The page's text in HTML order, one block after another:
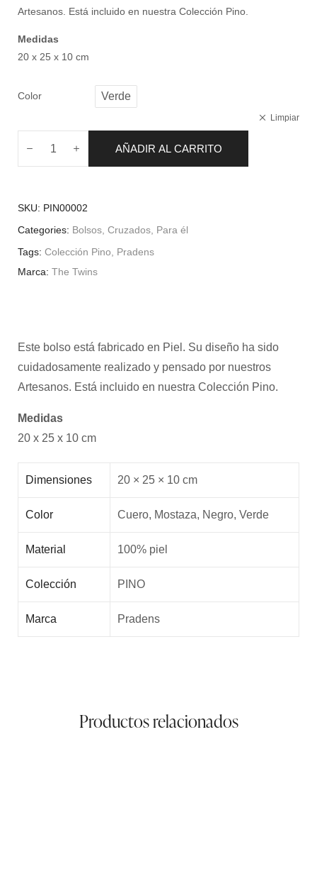
Artesanos. Está incluido en nuestra Colección Pino.
Medidas
20 x 25 x 10 cm
Color Verde
Limpiar
AÑADIR AL CARRITO
SKU: PIN00002
Categories: Bolsos Cruzados Para él
Tags: Colección Pino
Pradens
Marca: The Twins
Este bolso está fabricado en Piel. Su diseño ha sido
cuidadosamente realizado y pensado por nuestros
Artesanos. Está incluido en nuestra Colección Pino.
Medidas
20 x 25 x 10 cm
Dimensiones 20 × 25 × 10 cm
Color Cuero, Mostaza, Negro, Verde
Material 100% piel
Colección PINO
Marca Pradens
Productos relacionados